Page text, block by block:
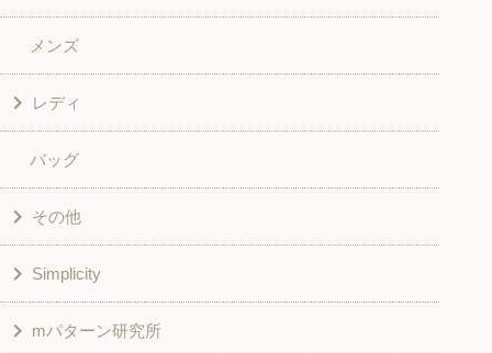
和風衣類
グッズ
ワンピース
シャツ・ブラウス
スカート・パンツ
和風衣類
入園入学グッズ
その他
メンズ
レディ
シャツ・ブラウス
チュニック
ワンピース
ベスト・ジャケット・コート
バッグ
その他
学校家庭科教材用
その他
Simplicity
こども＆ベビー
mパターン研究所